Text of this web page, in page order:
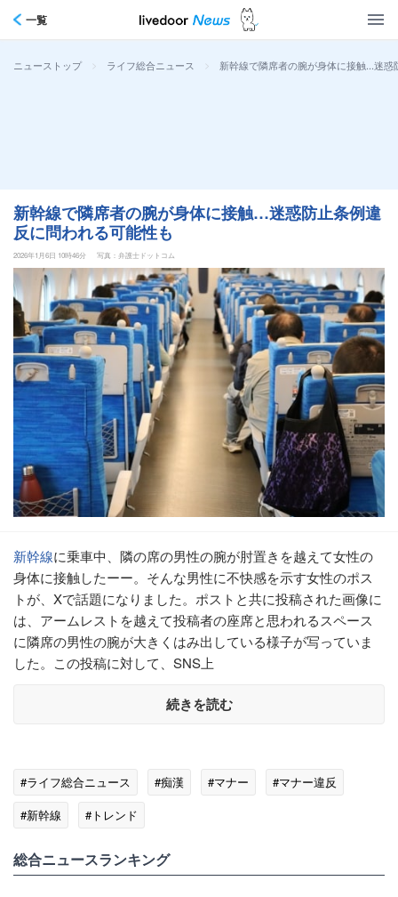
一覧
ニューストップ > ライフ総合ニュース > 新幹線で隣席者の腕が身体に接触…迷惑
新幹線で隣席者の腕が身体に接触…迷惑防止条例違
反に問われる可能性も
2026年1月6日 10時46分 写真：弁護士ドットコム
新幹線に乗車中、隣の席の男性の腕が肘置きを越えて女性の
身体に接触したーー。そんな男性に不快感を示す女性のポス
トが、Xで話題になりました。ポストと共に投稿された画像に
は、アームレストを越えて投稿者の座席と思われるスペース
に隣席の男性の腕が大きくはみ出している様子が写っていま
した。この投稿に対して、SNS上
続きを読む
#ライフ総合ニュース #痴漢 #マナー
#マナー違反
#新幹線
#トレンド
総合ニュースランキング